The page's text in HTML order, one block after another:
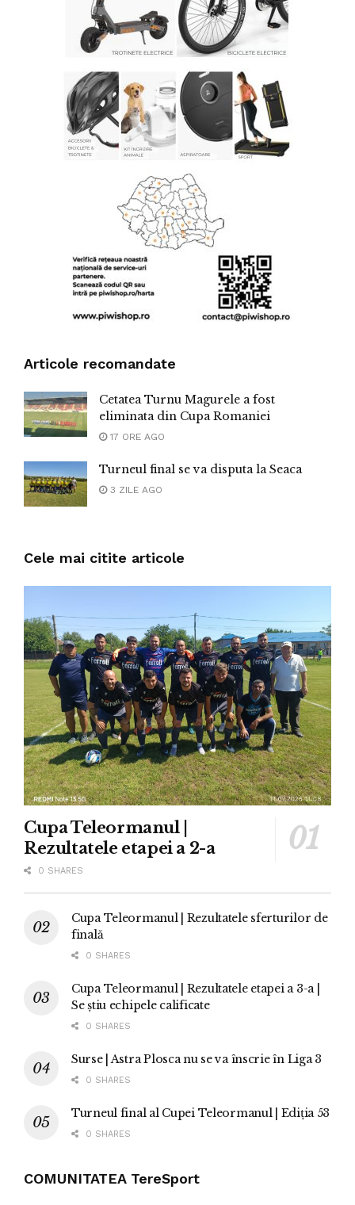
Articole recomandate
Cetatea Turnu Magurele a fost
eliminata din Cupa Romaniei
17 ORE AGO
Turneul final se va disputa la Seaca
3 ZILE AGO
Cele mai citite articole
Cupa Teleormanul |
Rezultatele etapei a 2-a
0 SHARES
Cupa Teleormanul | Rezultatele sferturilor de
finală
0 SHARES
Cupa Teleormanul | Rezultatele etapei a 3-a |
Se știu echipele calificate
0 SHARES
Surse | Astra Plosca nu se va înscrie în Liga 3
0 SHARES
Turneul final al Cupei Teleormanul | Ediția 53
0 SHARES
COMUNITATEA TereSport